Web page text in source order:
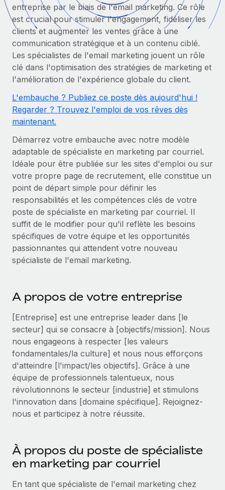
Gestion des freelances
Intégrez et gérez vos freelances partout dans le monde
PEO
Sous-traitez les opérations complexes liées à l’emploi
INFRASTRUCTURE
Intégration Remote
Intégrez vos RH aux flux de travail en toute simplicité
Des fonctions RH clés intégrées pour votre équipe
Connecter Nouveau
Connectez n'importe quel outil d’IA à Remote grâce à
notre MCP
Intégrations
Rationalisez vos processus avec des outils essentiels
SERVICES
l’international et la conformité
Contrôles d’antécédents
Simplifiez vos processus de présélection des
candidats
Remote Watchtower
Gardez un temps d’avance sur les risques en
matière de conformité
Gestion des appareils
Création d’entité
Établissez des entités rapidement et en toute
conformité
Comparer Remote
Examinez notre service par rapport aux autres
CROISSANCE
Start-ups
Des solutions agiles et internationales pour les RH et la
paie des entreprises en pleine croissance
Entreprises intermédiaires
Développez vos équipes avec des solutions RH sur
mesure
Entreprise
Les RH à l’international pour les grandes entreprises
TRAVAILLONS ENSEMBLE
Partenaires stratégiques de la tech
Intégrez les RH à l’international de manière flexible
Devenir partenaire
Explorez avec nous vos opportunités de partenariat
Conseil en intégrations et automatisations assistées par
ÉTUDES DE CAS
pays
Calculateur de paiement des freelances
Découvrez les devises disponibles et les vitesses de
paiement pour vos freelances internationaux
Recherche et guides
Études de cas
Checklists et modèles
Descriptions de postes
Webinaires
Événements
Salle de presse
Voir toutes les ressources
BLOG
Paie multipays
EOR et PEO
Explorer le blog
Nederlands
Français
Deutsch
Español
Italiano
Português (Portugal)
日本語
한국어
中文（简体）
Connexion
entreprise par le biais de l'email marketing. Ce rôle
est crucial pour stimuler l'engagement, fidéliser les
clients et augmenter les ventes grâce à une
communication stratégique et à un contenu ciblé.
Les spécialistes de l'email marketing jouent un rôle
clé dans l'optimisation des stratégies de marketing et
l'amélioration de l'expérience globale du client.
L'embauche ? Publiez ce poste dès aujourd'hui !
Regarder ? Trouvez l'emploi de vos rêves dès
maintenant.
Démarrez votre embauche avec notre modèle
adaptable de spécialiste en marketing par courriel.
Idéale pour être publiée sur les sites d'emploi ou sur
votre propre page de recrutement, elle constitue un
point de départ simple pour définir les
responsabilités et les compétences clés de votre
poste de spécialiste en marketing par courriel. Il
suffit de le modifier pour qu'il reflète les besoins
spécifiques de votre équipe et les opportunités
passionnantes qui attendent votre nouveau
spécialiste de l'email marketing.
A propos de votre entreprise
[Entreprise] est une entreprise leader dans [le
secteur] qui se consacre à [objectifs/mission]. Nous
nous engageons à respecter [les valeurs
fondamentales/la culture] et nous nous efforçons
d'atteindre [l'impact/les objectifs]. Grâce à une
équipe de professionnels talentueux, nous
révolutionnons le secteur [industrie] et stimulons
l'innovation dans [domaine spécifique]. Rejoignez-
nous et participez à notre réussite.
À propos du poste de spécialiste
en marketing par courriel
En tant que spécialiste de l'email marketing chez